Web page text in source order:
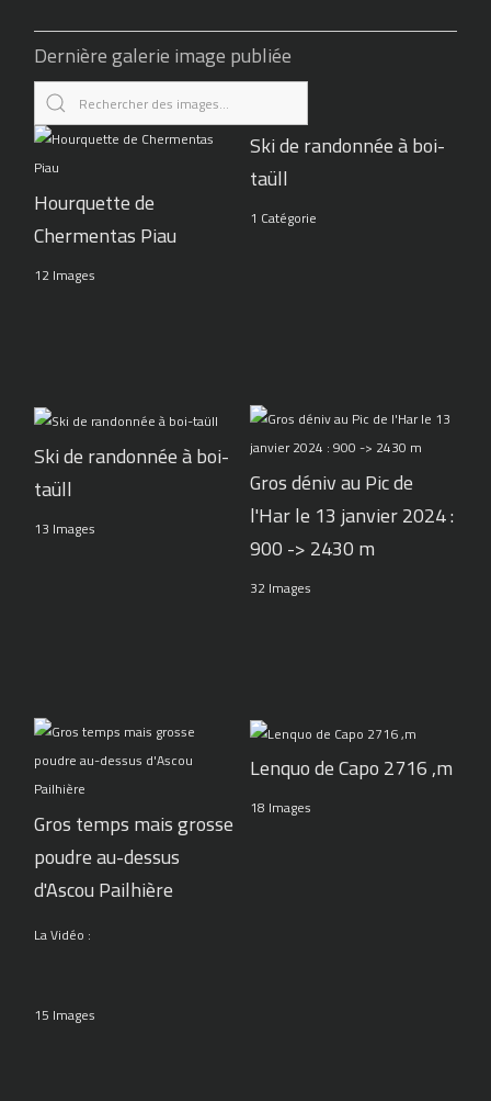
Dernière galerie image publiée
Hourquette de
Chermentas Piau
12 Images
Ski de randonnée à boi-
taüll
1 Catégorie
Ski de randonnée à boi-
taüll
13 Images
Gros déniv au Pic de
l'Har le 13 janvier 2024 :
900 -> 2430 m
32 Images
Gros temps mais grosse
poudre au-dessus
d'Ascou Pailhière
La Vidéo :
15 Images
Lenquo de Capo 2716 ,m
18 Images